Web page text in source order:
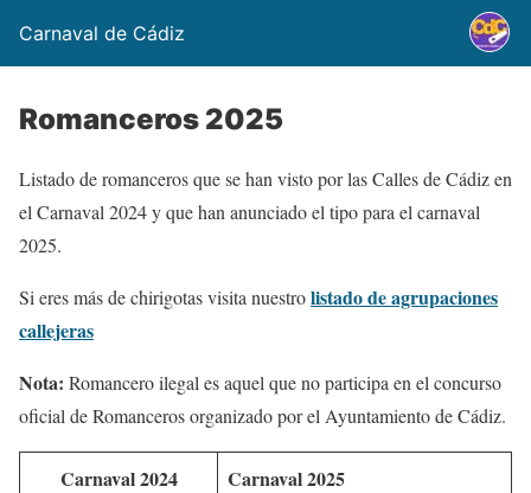
Carnaval de Cádiz
Romanceros 2025
Listado de romanceros que se han visto por las Calles de Cádiz en
el Carnaval 2024 y que han anunciado el tipo para el carnaval
2025.
Si eres más de chirigotas visita nuestrolistado de agrupaciones
callejeras
Nota: Romancero ilegal es aquel que no participa en el concurso
oficial de Romanceros organizado por el Ayuntamiento de Cádiz.
Carnaval 2024 Carnaval 2025